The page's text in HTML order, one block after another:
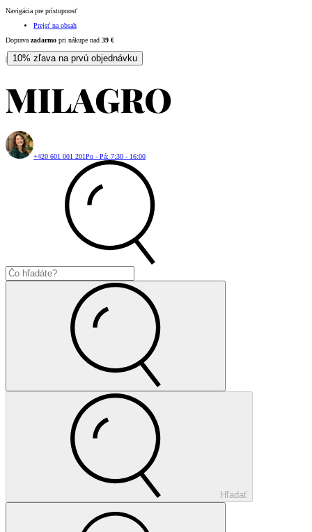
Navigácia pre prístupnosť
Prejsť na obsah
Doprava zadarmo pri nákupe nad 39 €
| 10% zľava na prvú objednávku
+420 601 001 201Po - Pá: 7:30 - 16:00
Hľadať